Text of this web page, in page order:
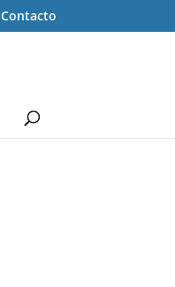
Contacto